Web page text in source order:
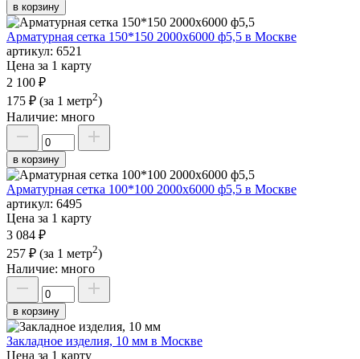
в корзину
Арматурная сетка 150*150 2000х6000 ф5,5 в Москве
артикул: 6521
Цена за 1 карту
2 100 ₽
175 ₽ (за 1 метр2)
Наличие: много
в корзину
Арматурная сетка 100*100 2000х6000 ф5,5 в Москве
артикул: 6495
Цена за 1 карту
3 084 ₽
257 ₽ (за 1 метр2)
Наличие: много
в корзину
Закладное изделия, 10 мм в Москве
Цена за 1 карту